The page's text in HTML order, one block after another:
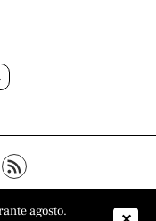
de privacidad
agosto.